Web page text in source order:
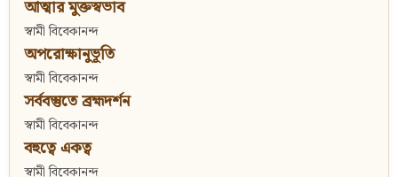
আত্মার মুক্তস্বভাব
স্বামী বিবেকানন্দ
অপরোক্ষানুভূতি
স্বামী বিবেকানন্দ
সর্ববস্তুতে ব্রহ্মদর্শন
স্বামী বিবেকানন্দ
বহুত্বে একত্ব
স্বামী বিবেকানন্দ